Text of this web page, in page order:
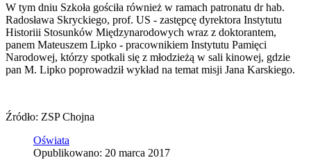
W tym dniu Szkoła gościła również w ramach patronatu dr hab.
Radosława Skryckiego, prof. US - zastępcę dyrektora Instytutu
Historiii Stosunków Międzynarodowych wraz z doktorantem,
panem Mateuszem Lipko - pracownikiem Instytutu Pamięci
Narodowej, którzy spotkali się z młodzieżą w sali kinowej, gdzie
pan M. Lipko poprowadził wykład na temat misji Jana Karskiego.
Źródło: ZSP Chojna
Oświata
Opublikowano: 20 marca 2017